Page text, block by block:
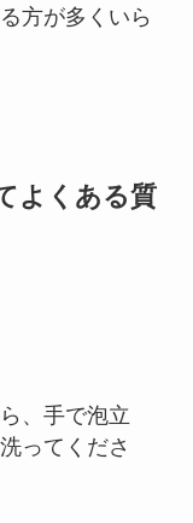
方が多くいら
よくある質
、手で泡立
ってくださ